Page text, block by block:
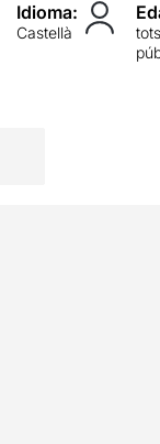
Idioma:
Castellà